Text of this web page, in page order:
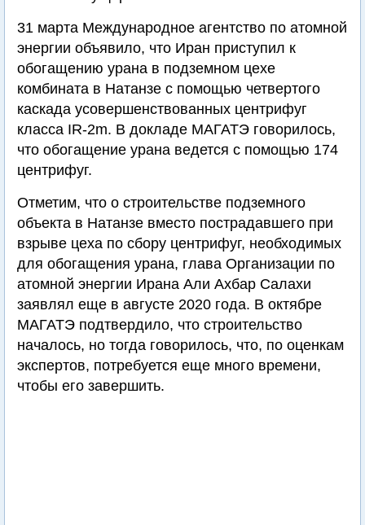
31 марта Международное агентство по атомной
энергии объявило, что Иран приступил к
обогащению урана в подземном цехе
комбината в Натанзе с помощью четвертого
каскада усовершенствованных центрифуг
класса IR-2m. В докладе МАГАТЭ говорилось,
что обогащение урана ведется с помощью 174
центрифуг.
Отметим, что о строительстве подземного
объекта в Натанзе вместо пострадавшего при
взрыве цеха по сбору центрифуг, необходимых
для обогащения урана, глава Организации по
атомной энергии Ирана Али Ахбар Салахи
заявлял еще в августе 2020 года. В октябре
МАГАТЭ подтвердило, что строительство
началось, но тогда говорилось, что, по оценкам
экспертов, потребуется еще много времени,
чтобы его завершить.